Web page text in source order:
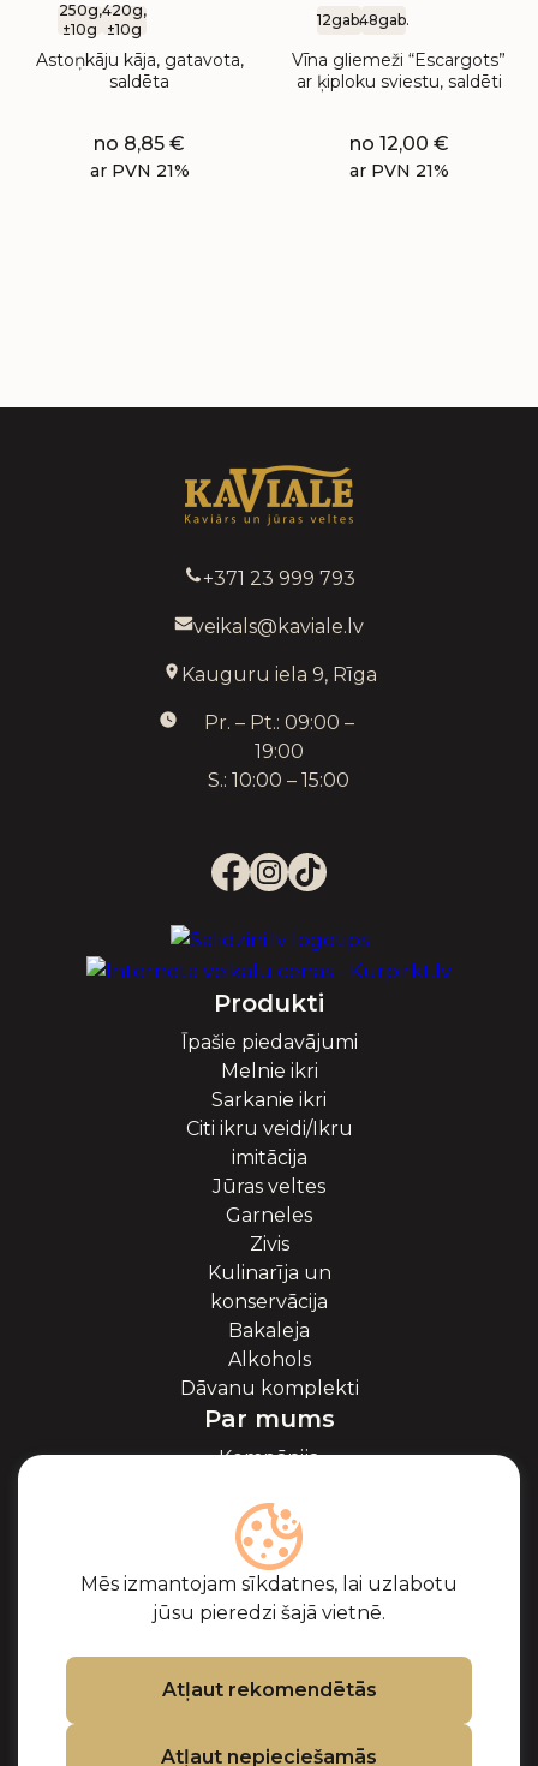
250g,
±10g
420g,
±10g
Astoņkāju kāja, gatavota,
saldēta
no 8,85 €
ar PVN 21%
12gab.48gab.
Vīna gliemeži “Escargots”
ar ķiploku sviestu, saldēti
no 12,00 €
ar PVN 21%
Mēs izmantojam sīkdatnes, lai uzlabotu
jūsu pieredzi šajā vietnē.
Atļaut rekomendētās
Atļaut nepieciešamās
+371 23 999 793
veikals@kaviale.lv
Kauguru iela 9, Rīga
Pr. – Pt.: 09:00 –
19:00
S.: 10:00 – 15:00
Produkti
Īpašie piedavājumi
Melnie ikri
Sarkanie ikri
Citi ikru veidi/Ikru
imitācija
Jūras veltes
Garneles
Zivis
Kulinarīja un
konservācija
Bakaleja
Alkohols
Dāvanu komplekti
Par mums
Kompānija
Blogs
Sadarbība
Partneri
Sertifikāti
Biežāk uzdotie
jautājumi
Atbalsts
Pirkuma noteikumi